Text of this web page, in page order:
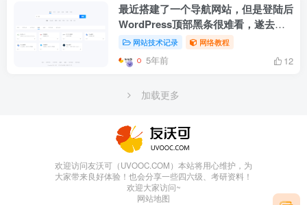
最近搭建了一个导航网站，但是登陆后
WordPress顶部黑条很难看，遂去
除。网站技术记录 网络教程
5年前 12
加载更多
欢迎访问友沃可（UVOOC.COM）本站将用心维护，为
大家带来良好体验！也会分享一些四六级、考研资料！
欢迎大家访问~
网站地图